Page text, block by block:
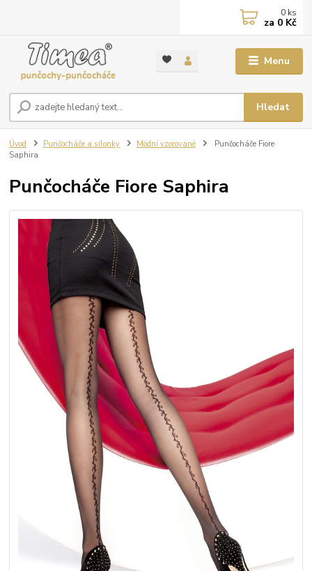
Menu
Hledat
0 ks
za 0 Kč
Úvod Punčocháče a silonky Módní vzorované
Punčocháče Fiore
Saphira
Punčocháče Fiore Saphira